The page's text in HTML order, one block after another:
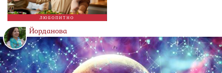
ЛЮБОПИТНО
Йорданова